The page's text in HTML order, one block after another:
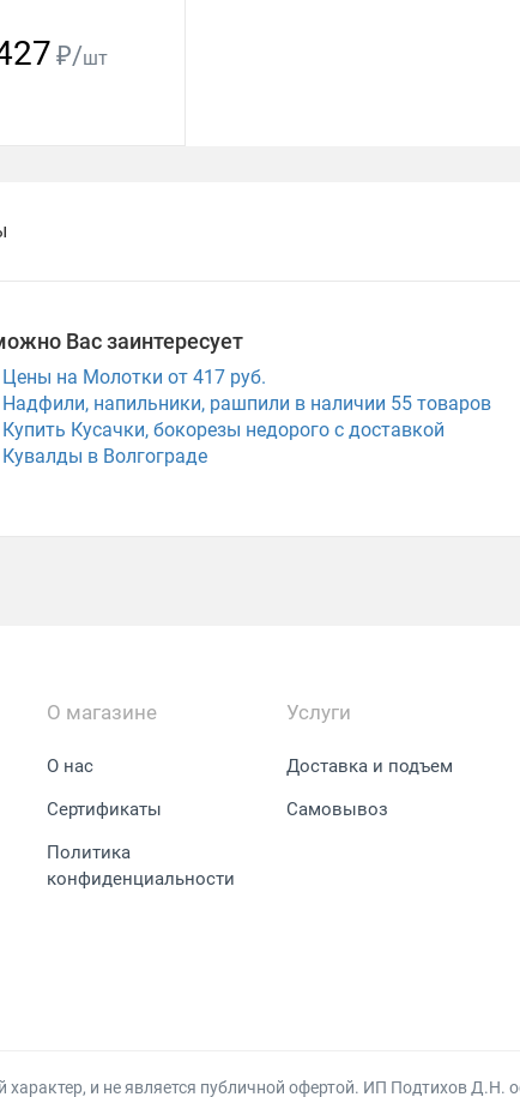
₽/шт
Вас заинтересует
Цены на Молотки от 417 руб.
Надфили, напильники, рашпили в наличии 55товаров
Купить Кусачки, бокорезы недорого с доставкой
Кувалды в Волгограде
О магазине
О нас
Сертификаты
Политика
конфиденциальности
Услуги
Доставка и подъем
Самовывоз
и не является публичной офертой. ИП Подтихов Д.Н.